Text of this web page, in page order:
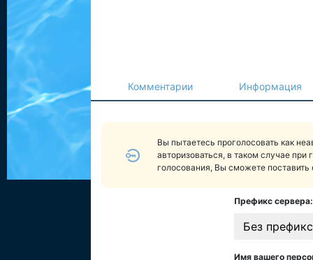
Комментарии Информация
Вы пытаетесь проголосовать как
авторизоваться, в таком случае при
голосования, Вы сможете поставить
Префикс сервера:
Без
Имя вашего